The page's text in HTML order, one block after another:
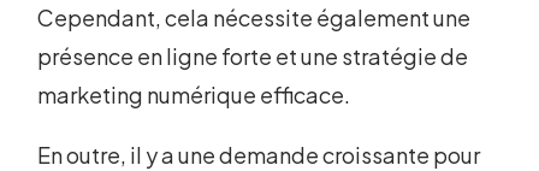
Cependant, cela nécessite également une
présence en ligne forte et une stratégie de
marketing numérique efficace.
En outre, il y a une demande croissante pour